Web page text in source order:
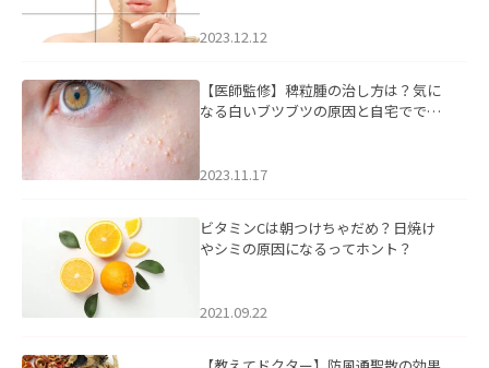
2023.12.12
【医師監修】稗粒腫の治し方は？気に
なる白いブツブツの原因と自宅ででき
2023.11.17
ビタミンCは朝つけちゃだめ？日焼け
やシミの原因になるってホント？
2021.09.22